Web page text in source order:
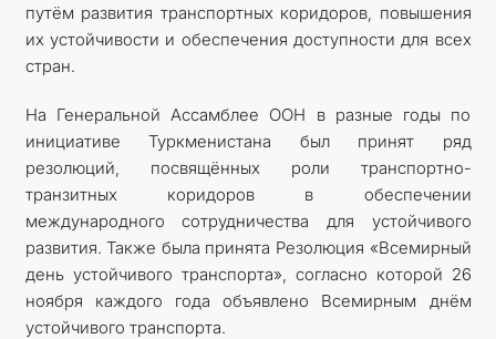
путём развития транспортных коридоров, повышения
их устойчивости и обеспечения доступности для всех
стран.
На Генеральной Ассамблее ООН в разные годы по
инициативе Туркменистана был принят ряд
резолюций, посвящённых роли транспортно-
транзитных коридоров в обеспечении
международного сотрудничества для устойчивого
развития. Также была принята Резолюция «Всемирный
день устойчивого транспорта», согласно которой 26
ноября каждого года объявлено Всемирным днём
устойчивого транспорта.